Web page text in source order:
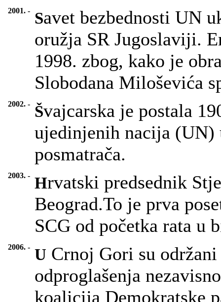
2001. - Savet bezbednosti UN
oružja SR Jugoslaviji.
1998. zbog, kako je
Slobodana Miloševića
2002. - Švajcarska je postala
ujedinjenih nacija (UN)
posmatrača.
2003. - Hrvatski predsednik
Beograd.To je prva
SCG od početka rata u
2006. - U Crnoj Gori su
odproglašenja
koalicija Demokratske